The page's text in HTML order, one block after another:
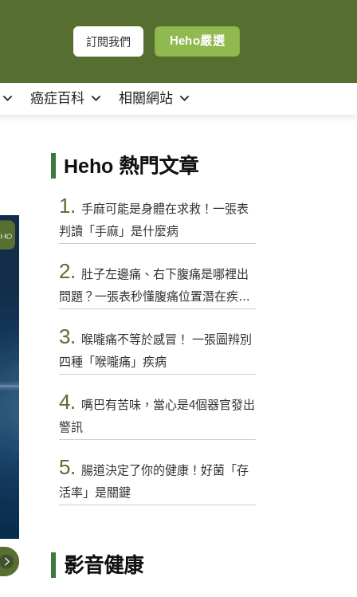
訂閱我們 Heho嚴選
癌症百科 相關網站
Heho 熱門文章
1. 手麻可能是身體在求救！一張表
判讀「手麻」是什麼病
2. 肚子左邊痛、右下腹痛是哪裡出
問題？一張表秒懂腹痛位置潛在疾病
3.
喉嚨痛不等於感冒！ 一張圖辨別
四種「喉嚨痛」疾病
4. 嘴巴有苦味，當心是4個器官發出
警訊
5. 腸道決定了你的健康！好菌「存
活率」是關鍵
影音健康